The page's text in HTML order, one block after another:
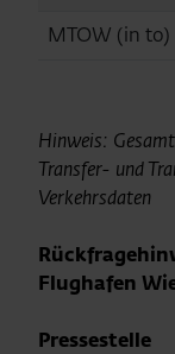
MTOW (in to)
Hinweis:
Transfer- und
Verkehrsdaten